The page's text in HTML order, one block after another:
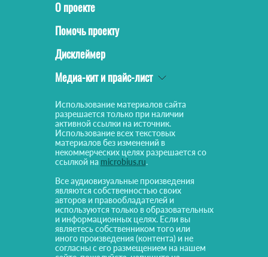
О проекте
Помочь проекту
Дисклеймер
Медиа-кит и прайс-лист
Использование материалов сайта
разрешается только при наличии
активной ссылки на источник.
Использование всех текстовых
материалов без изменений в
некоммерческих целях разрешается со
ссылкой на microbius.ru.
Все аудиовизуальные произведения
являются собственностью своих
авторов и правообладателей и
используются только в образовательных
и информационных целях. Если вы
являетесь собственником того или
иного произведения (контента) и не
согласны с его размещением на нашем